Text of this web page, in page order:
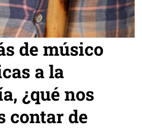
de músico
a la
¿qué nos
contar de